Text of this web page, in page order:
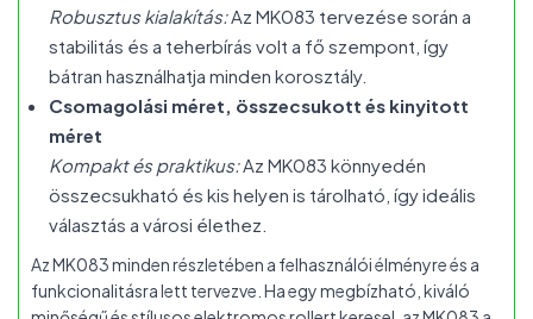
Robusztus kialakítás:Az MK083 tervezése során a
stabilitás és a teherbírás volt a fő szempont, így
bátran használhatja minden korosztály.
Csomagolási méret, összecsukott és kinyitott
méret
Kompakt és praktikus:Az MK083 könnyedén
összecsukható és kis helyen is tárolható, így ideális
választás a városi élethez.
Az MK083 minden részletében a felhasználói élményre és a
funkcionalitásra lett tervezve. Ha egy megbízható, kiváló